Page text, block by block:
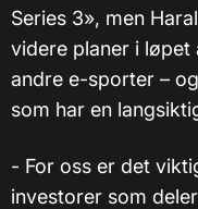
Series 3», men
videre planer i
andre e-sporter –
som har en
- For oss er det
investorer som